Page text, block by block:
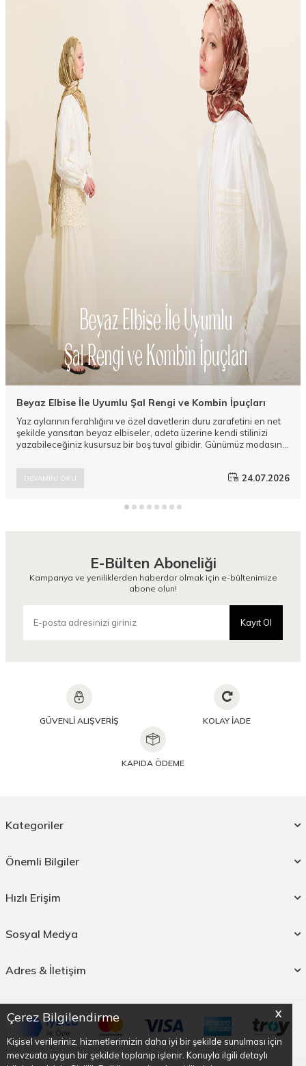
X
Çerez Bilgilendirme
Kişisel verileriniz, hizmetlerimizin daha iyi bir şekilde sunulması için
mevzuata uygun bir şekilde toplanıp işlenir. Konuyla ilgili detaylı
Beyaz Elbise İle Uyumlu Şal Rengi ve Kombin İpuçları
Yaz aylarının ferahlığını ve özel davetlerin duru zarafetini en net
şekilde yansıtan beyaz elbiseler, adeta üzerine kendi stilinizi
yazabileceğiniz kusursuz bir boş tuval gibidir. Günümüz modasının
katmak ise tamamen doğru aksesuar eşleşmelerinden geçer.
Camellia Scarfs koleksiyonlarında yer alan modern ve
yenilikçi Şal modelleri, duru şıklığınızı zirveye taşıyacak pürüzsüz
DEVAMINI OKU 24.07.2026
E-Bülten Aboneliği
Kampanya ve yeniliklerden haberdar olmak için e-bültenimize
abone olun!
Kayıt Ol
GÜVENLİ ALIŞVERİŞ KOLAY İADE
KAPIDA ÖDEME
Adres & İletişim
Sosyal Medya
Kategoriler
Önemli Bilgiler
Hızlı Erişim